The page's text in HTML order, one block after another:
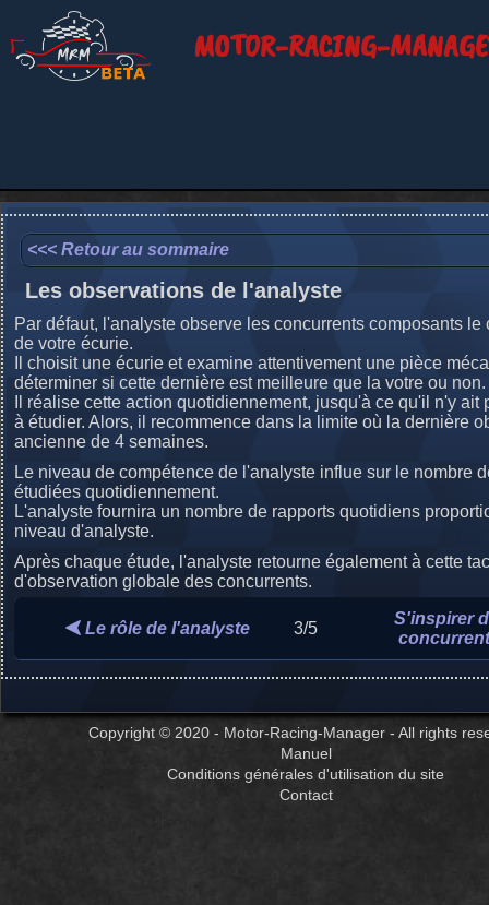
MOTOR-RACING-
<<< Retour au sommaire
Les observations de l'analyste
Par défaut, l'analyste observe les concurrents composants le
de votre écurie.
Il choisit une écurie et examine attentivement une pièce
déterminer si cette dernière est meilleure que la votre ou non.
Il réalise cette action quotidiennement, jusqu'à ce qu'il n'y ait
à étudier. Alors, il recommence dans la limite où la dernière
ancienne de 4 semaines.
Le niveau de compétence de l'analyste influe sur le nombre
étudiées quotidiennement.
L'analyste fournira un nombre de rapports quotidiens
niveau d'analyste.
Après chaque étude, l'analyste retourne également à cette
d'observation globale des concurrents.
Le rôle de l'analyste 3/5
S'inspirer
Copyright © 2020 - Motor-Racing-Manager - All rights
Manuel
Conditions générales d'utilisation du site
Contact